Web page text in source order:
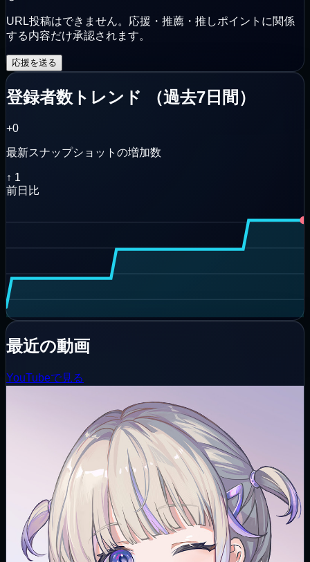
URL投稿はできません。応援・推薦・推しポイントに関係
する内容だけ承認されます。
応援を送る
登録者数トレンド （過去7日間 ）
+0
最新スナップショットの増加数
↑ 1
前日比
最近の動画
YouTubeで見る